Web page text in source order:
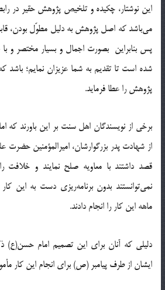
این نوشتار، چکیده و تلخیص پژوهش حقیر در
می‌باشد که اصل پژوهش به دلیل مطوّل بودن، قابل
پس بنابراین بصورت اجمال و بسیار مختصر و
شده است تا تقدیم به شما عزیزان نمایم؛ باشد
پژوهش را عطا فرماید.
برخی از نویسندگان اهل سنت بر این باورند
از شهادت پدر بزرگوارشان، امیرالمؤمنین حضرت
قصد داشتند با معاویه صلح نمایند و خلافت
نمی‌توانستند بدون برنامه‌ریزی دست به این
ماهه این کار را انجام دادند.
دلیلی که آنان برای این تصمیم امام حسن(ع)
ایشان از طرف پیامبر (ص) برای انجام این کار